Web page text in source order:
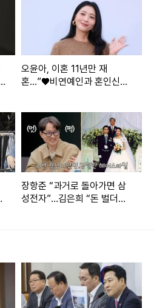
오윤아, 이혼 11년만 재
혼…”♥비연예인과 혼인신고,
장항준 “과거로 돌아가면 삼
성전자”…김은희 “돈 벌더니